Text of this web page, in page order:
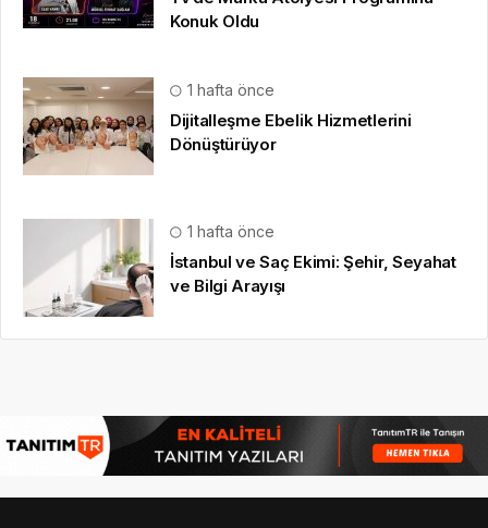
Konuk Oldu
1 hafta önce
Dijitalleşme Ebelik Hizmetlerini
Dönüştürüyor
1 hafta önce
İstanbul ve Saç Ekimi: Şehir, Seyahat
ve Bilgi Arayışı